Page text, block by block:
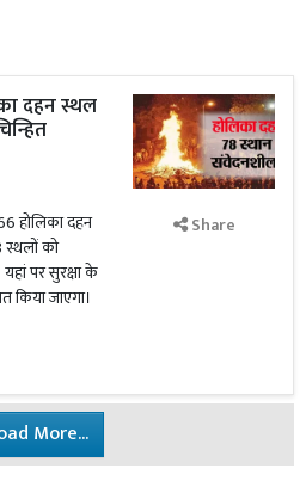
दहन स्थल
होलिका दहन
स्थलों को
पर सुरक्षा के
किया जाएगा।
Share
More...